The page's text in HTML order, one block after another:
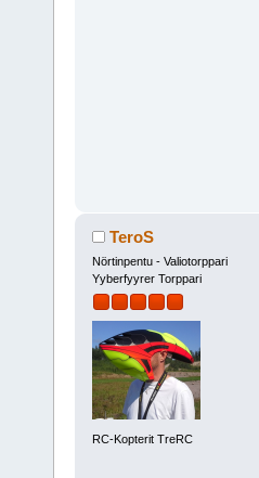
TeroS
Nörtinpentu - Valiotorppari
Yyberfyyrer Torppari
RC-Kopterit TreRC